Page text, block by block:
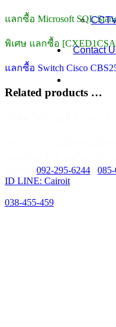
Contact
แลกซื้อ Microsoft SQL
พิเศษ แลกซื้อ
แลกซื้อ Switch Cisco
Related products …
092-295-6244
ID LINE: Cairoit
038-455-459